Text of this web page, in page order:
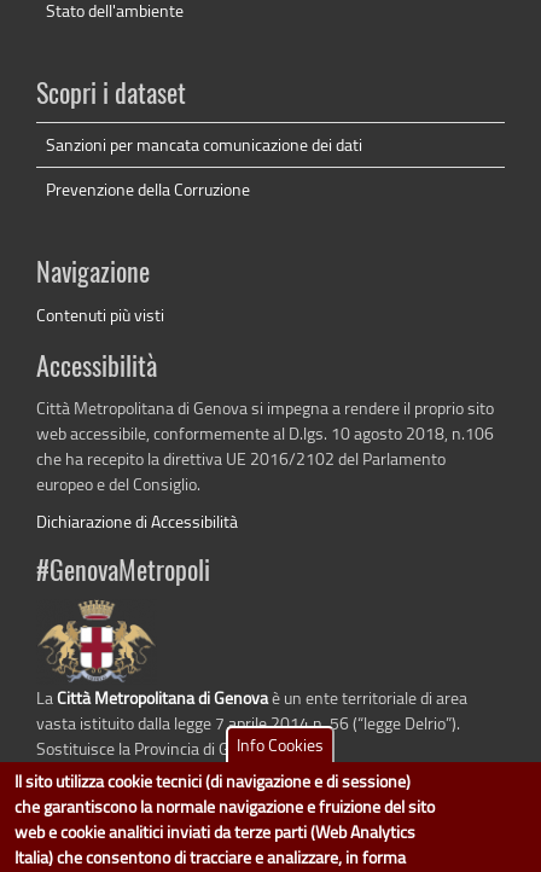
Stato dell'ambiente
Scopri i dataset
Sanzioni per mancata comunicazione dei dati
Prevenzione della Corruzione
Navigazione
Contenuti più visti
Accessibilità
Città Metropolitana di Genova si impegna a rendere il proprio sito
web accessibile, conformemente al D.lgs. 10 agosto 2018, n.106
che ha recepito la direttiva UE 2016/2102 del Parlamento
europeo e del Consiglio.
Dichiarazione di Accessibilità
#GenovaMetropoli
LaCittà Metropolitana di Genovaè un ente territoriale di area
vasta istituito dalla legge 7 aprile 2014 n. 56 (“legge Delrio”).
Sostituisce la Provincia di Genova.
dati.cittametropolitana.genova.itè il progetto "Open Data" della
Info Cookies
Il sito utilizza cookie tecnici (di navigazione e di sessione)
che garantiscono la normale navigazione e fruizione del sito
web e cookie analitici inviati da terze parti (Web Analytics
Italia) che consentono di tracciare e analizzare, in forma